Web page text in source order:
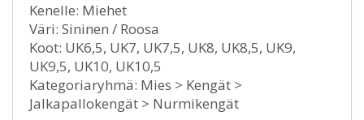
Kenelle: Miehet
Väri: Sininen / Roosa
Koot: UK6,5, UK7, UK7,5, UK8, UK8,5, UK9,
UK9,5, UK10, UK10,5
Kategoriaryhmä: Mies > Kengät >
Jalkapallokengät > Nurmikengät